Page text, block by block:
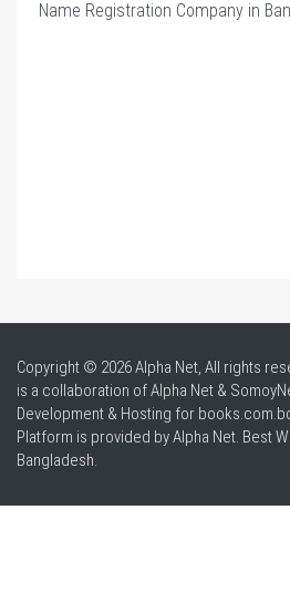
Name Registration Company in
Copyright © 2026 Alpha Net, All rights
is a collaboration of Alpha Net &
Development & Hosting for
Platform is provided by Alpha Net. Best
Bangladesh.